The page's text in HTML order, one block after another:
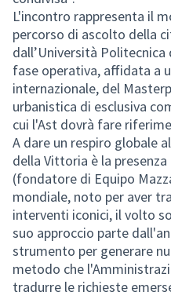
L'incontro rappresenta il
percorso di ascolto della
dall’Università
fase operativa, affidata a
internazionale, del
urbanistica di esclusiva
cui l'Ast dovrà fare
A dare un respiro globale
della Vittoria è la
(fondatore di Equipo
mondiale, noto per aver
interventi iconici, il volto
suo approccio parte
strumento per generare
metodo che
tradurre le richieste